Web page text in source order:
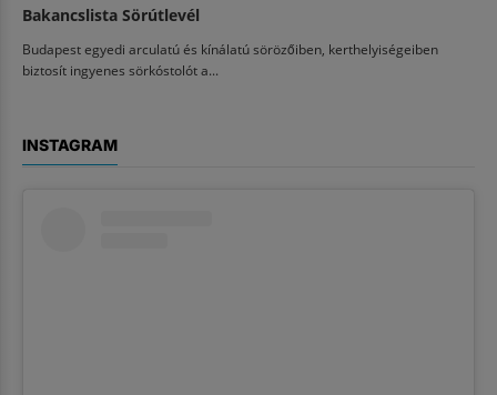
Bakancslista Sörútlevél
Budapest egyedi arculatú és kínálatú sörözőiben, kerthelyiségeiben
biztosít ingyenes sörkóstolót a...
INSTAGRAM